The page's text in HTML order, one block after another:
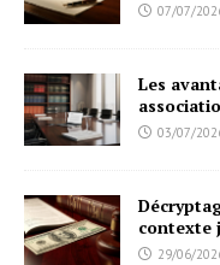
07/07/
Les
03/07/
contexte
29/06/